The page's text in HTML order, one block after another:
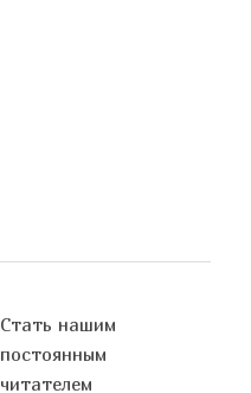
Стать нашим
постоянным
читателем